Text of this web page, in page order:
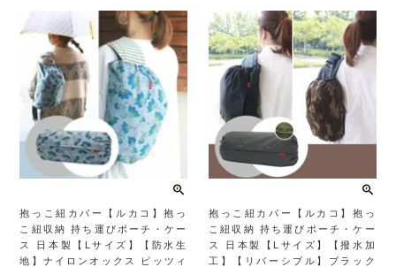
抱っこ紐カバー【ルカコ】抱っ
こ紐収納 持ち運びポーチ・ケー
ス 日本製【Lサイズ】【防水生
地】ナイロンオックス ピッツィ
抱っこ紐カバー【ルカコ】抱っ
こ紐収納 持ち運びポーチ・ケー
ス 日本製【Lサイズ】【撥水加
工】【リバーシブル】ブラック